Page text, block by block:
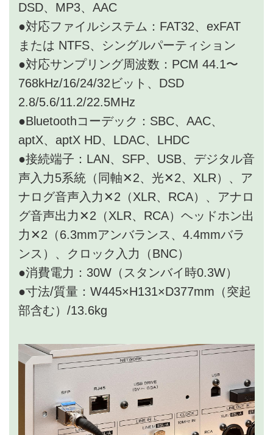
DSD、MP3、AAC
●対応ファイルシステム：FAT32、exFAT
または NTFS、シングルパーティション
●対応サンプリング周波数：PCM 44.1〜
768kHz/16/24/32ビット、DSD
2.8/5.6/11.2/22.5MHz
●Bluetoothコーデック：SBC、AAC、
aptX、aptX HD、LDAC、LHDC
●接続端子：LAN、SFP、USB、デジタル音
声入力5系統（同軸✕2、光✕2、XLR）、ア
ナログ音声入力✕2（XLR、RCA）、アナロ
グ音声出力✕2（XLR、RCA）ヘッドホン出
力✕2（6.3mmアンバランス、4.4mmバラ
ンス）、クロック入力（BNC）
●消費電力：30W（スタンバイ時0.3W）
●寸法/質量：W445×H131×D377mm（突起
部含む）/13.6kg